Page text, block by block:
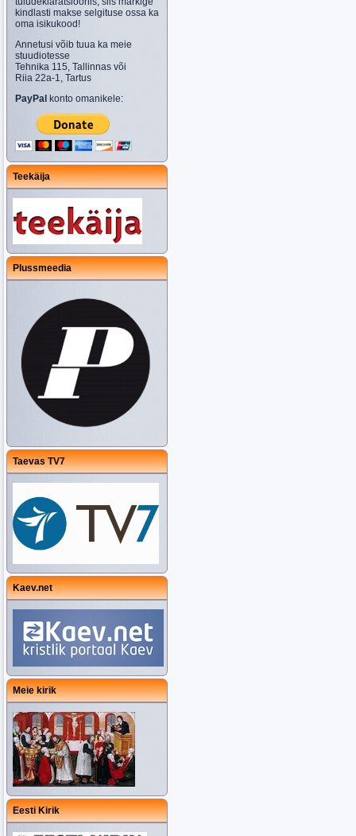
kindlasti makse selgituse ossa ka
oma isikukood!
Annetusi võib tuua ka meie
stuudiotesse
Tehnika 115, Tallinnas või
Riia 22a-1, Tartus
PayPal konto omanikele:
Teekäija
Plussmeedia
Taevas TV7
Kaev.net
Meie kirik
Eesti Kirik